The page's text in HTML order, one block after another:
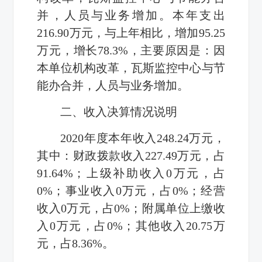
并，人员与业务增加。本年支出
216.90万元，与上年相比，增加95.25
万元，增长78.3%，主要原因是：因
本单位机构改革，瓦斯监控中心与节
能办合并，人员与业务增加。
二、收入决算情况说明
2020年度本年收入248.24万元，
其中：财政拨款收入227.49万元，占
91.64%；上级补助收入0万元，占
0%；事业收入0万元，占0%；经营
收入0万元，占0%；附属单位上缴收
入0万元，占0%；其他收入20.75万
元，占8.36%。